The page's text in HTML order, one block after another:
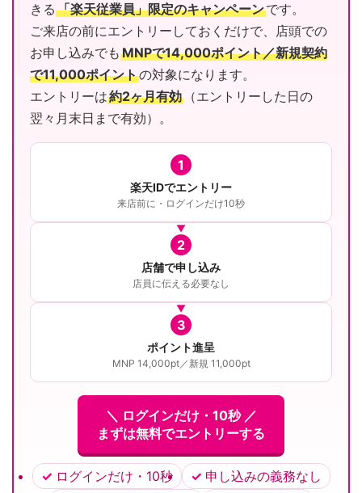
きる 「楽天従業員」限定のキャンペーンです。
ご来店の前にエントリーしておくだけで、店頭での
お申し込みでも MNPで14,000ポイント／新規契約
で11,000ポイントの対象になります。
エントリーは約2ヶ月有効 （エントリーした日の
翌々月末日まで有効）。
1
楽天IDでエントリー
来店前に・ログインだけ10秒
2
店舗で申し込み
店員に伝える必要なし
3
ポイント進呈
MNP 14,000pt／新規 11,000pt
＼ ログインだけ・10秒 ／
まずは無料でエントリーする
ログインだけ・10秒
申し込みの義務なし